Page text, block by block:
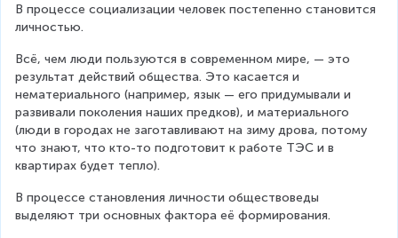
В процессе социализации человек постепенно становится
личностью.
Всё, чем люди пользуются в современном мире, — это
результат действий общества. Это касается и
нематериального (например, язык — его придумывали и
развивали поколения наших предков), и материального
(люди в городах не заготавливают на зиму дрова, потому
что знают, что кто-то подготовит к работе ТЭС и в
квартирах будет тепло).
В процессе становления личности обществоведы
выделяют три основных фактора её формирования.